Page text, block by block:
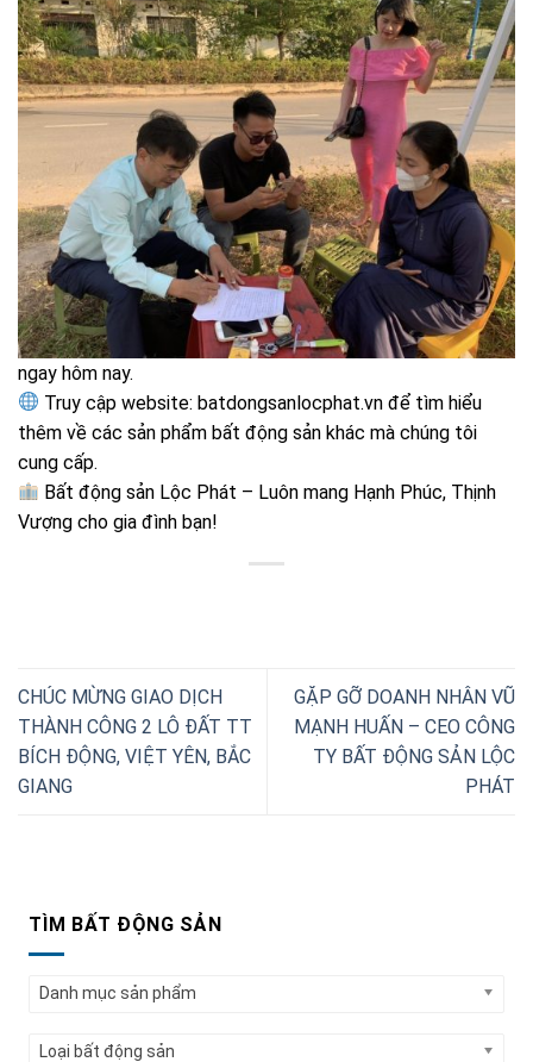
ngay hôm nay.
Truy cập website: batdongsanlocphat.vn để tìm hiểu
thêm về các sản phẩm bất động sản khác mà chúng tôi
cung cấp.
Bất động sản Lộc Phát – Luôn mang Hạnh Phúc, Thịnh
Vượng cho gia đình bạn!
CHÚC MỪNG GIAO DỊCH
THÀNH CÔNG 2 LÔ ĐẤT TT
BÍCH ĐỘNG, VIỆT YÊN, BẮC
GIANG
GẶP GỠ DOANH NHÂN VŨ
MẠNH HUẤN – CEO CÔNG
TY BẤT ĐỘNG SẢN LỘC
PHÁT
TÌM BẤT ĐỘNG SẢN
Danh mục sản phẩm
Loại bất động sản